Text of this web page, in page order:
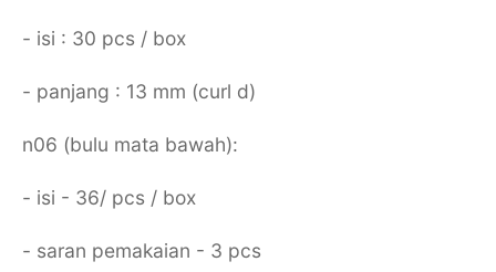
- isi : 30 pcs / box
- panjang : 13 mm (curl d)
n06 (bulu mata bawah):
- isi - 36/ pcs / box
- saran pemakaian - 3 pcs